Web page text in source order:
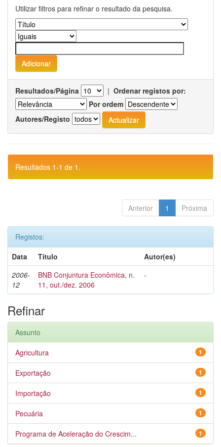
Utilizar filtros para refinar o resultado da pesquisa.
Resultados/Página | Ordenar registos por:
Por ordem
Autores/Registo
Resultados 1-1 de 1.
Anterior 1 Próxima
Registos:
Data
Título
Autor(es)
2006-
12
BNB Conjuntura Econômica, n.
11, out./dez. 2006
-
Refinar
Assunto
1
Agricultura
1
Exportação
1
Importação
1
Pecuária
1
Programa de Aceleração do Crescim...